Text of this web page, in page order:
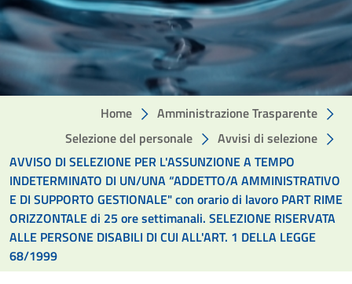
Home
Amministrazione Trasparente
Selezione del personale
Avvisi di selezione
AVVISO DI SELEZIONE PER L'ASSUNZIONE A TEMPO
INDETERMINATO DI UN/UNA “ADDETTO/A AMMINISTRATIVO
E DI SUPPORTO GESTIONALE" con orario di lavoro PART RIME
ORIZZONTALE di 25 ore settimanali. SELEZIONE RISERVATA
ALLE PERSONE DISABILI DI CUI ALL'ART. 1 DELLA LEGGE
68/1999